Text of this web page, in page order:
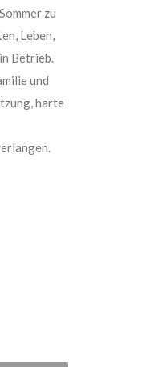
zu
Leben,
Betrieb.
und
harte